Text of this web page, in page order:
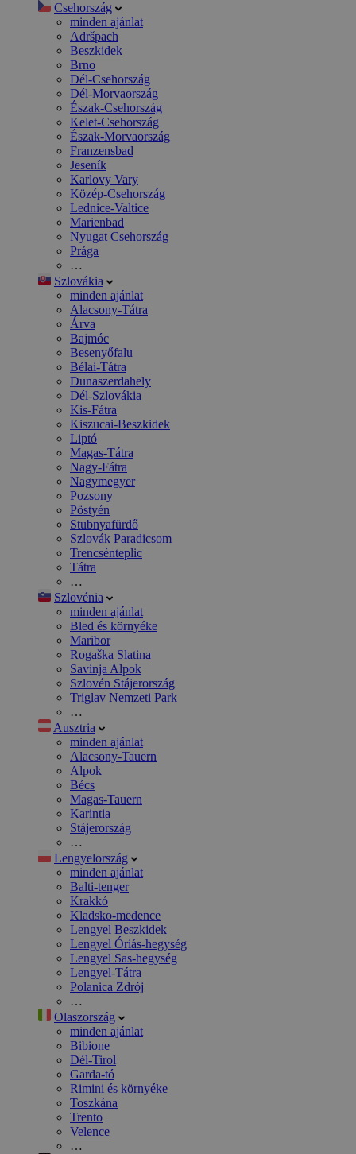
Csehország
minden ajánlat
Adršpach
Beszkidek
Brno
Dél-Csehország
Dél-Morvaország
Észak-Csehország
Kelet-Csehország
Észak-Morvaország
Franzensbad
Jeseník
Karlovy Vary
Közép-Csehország
Lednice-Valtice
Marienbad
Nyugat Csehország
Prága
…
Szlovákia
minden ajánlat
Alacsony-Tátra
Árva
Bajmóc
Besenyőfalu
Bélai-Tátra
Dunaszerdahely
Dél-Szlovákia
Kis-Fátra
Kiszucai-Beszkidek
Liptó
Magas-Tátra
Nagy-Fátra
Nagymegyer
Pozsony
Pöstyén
Stubnyafürdő
Szlovák Paradicsom
Trencsénteplic
Tátra
…
Szlovénia
minden ajánlat
Bled és környéke
Maribor
Rogaška Slatina
Savinja Alpok
Szlovén Stájerország
Triglav Nemzeti Park
…
Ausztria
minden ajánlat
Alacsony-Tauern
Alpok
Bécs
Magas-Tauern
Karintia
Stájerország
…
Lengyelország
minden ajánlat
Balti-tenger
Krakkó
Kladsko-medence
Lengyel Beszkidek
Lengyel Óriás-hegység
Lengyel Sas-hegység
Lengyel-Tátra
Polanica Zdrój
…
Olaszország
minden ajánlat
Bibione
Dél-Tirol
Garda-tó
Rimini és környéke
Toszkána
Trento
Velence
…